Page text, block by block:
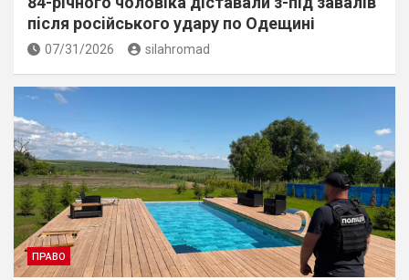
пiсля росiйського удару по Одещині
07/31/2026 silahromad
ПРАВО